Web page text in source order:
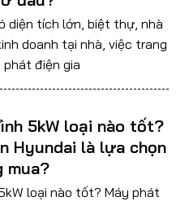
diện tích lớn, biệt thự, nhà
doanh tại nhà, việc trang
điện gia
5kW loại nào tốt?
Hyundai là lựa chọn
mua?
loại nào tốt? Máy phát